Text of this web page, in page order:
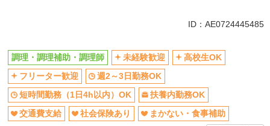
扶養内勤務OK
交通費支給
社会保険あり
まかない・食事補助
社員登用あり
ID：AE0724445485
調理・調理補助・調理師 未経験歓迎
高校生OK
フリーター歓迎
週2～3日勤務OK
短時間勤務（1日4h以内）OK
扶養内勤務OK
交通費支給
社会保険あり
まかない・食事補助